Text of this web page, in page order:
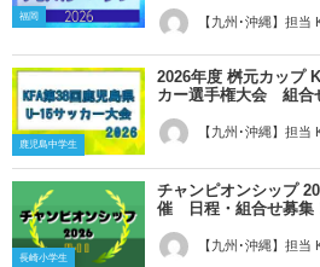
福岡 【九州･沖縄】担当
鹿児島中学生
2026年度 桝元カップ
カー選手権大会 組合
【九州･沖縄】担当
長崎小学生
チャンピオンシップ
催 日程・組合せ募集
【九州･沖縄】担当